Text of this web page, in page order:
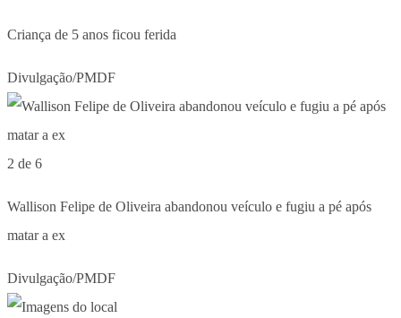
Criança de 5 anos ficou ferida
Divulgação/PMDF
2 de 6
Wallison Felipe de Oliveira abandonou veículo e fugiu a pé após
matar a ex
Divulgação/PMDF